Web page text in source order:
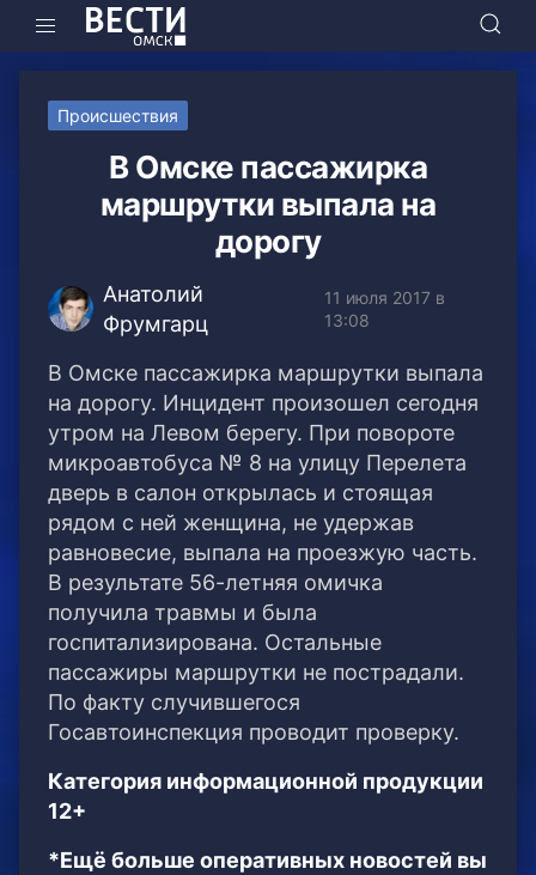
Происшествия
В Омске пассажирка
маршрутки выпала на
дорогу
Анатолий
Фрумгарц
11 июля 2017 в
13:08
В Омске пассажирка маршрутки выпала
на дорогу. Инцидент произошел сегодня
утром на Левом берегу. При повороте
микроавтобуса № 8 на улицу Перелета
дверь в салон открылась и стоящая
рядом с ней женщина, не удержав
равновесие, выпала на проезжую часть.
В результате 56-летняя омичка
получила травмы и была
госпитализирована. Остальные
пассажиры маршрутки не пострадали.
По факту случившегося
Госавтоинспекция проводит проверку.
Категория информационной продукции
12+
*Ещё больше оперативных новостей вы